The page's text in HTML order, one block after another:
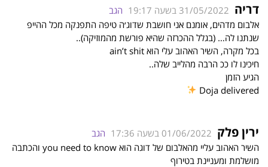
דריה 31/05/2022 בשעה 19:17
הגב
אלבום מדהים, אומנם אני חושבת שדוג׳ה טיפה התפנקה מכל ההייפ
שנתנו לה… (בגלל ההכרזה שהיא פורשת מהמוזיקה)..
בכל מקרה, השיר האהוב עלי הוא ain’t shit
חיכינו לו ככ הרבה מהלייב שלה..
הגיע הזמן
Doja delivered
ירין פלק 01/06/2022 בשעה 17:36
הגב
השיר האהוב עליי מהאלבום של דוגה הוא you need to know והכתבה
מושלמת ומעניינת בטירוף